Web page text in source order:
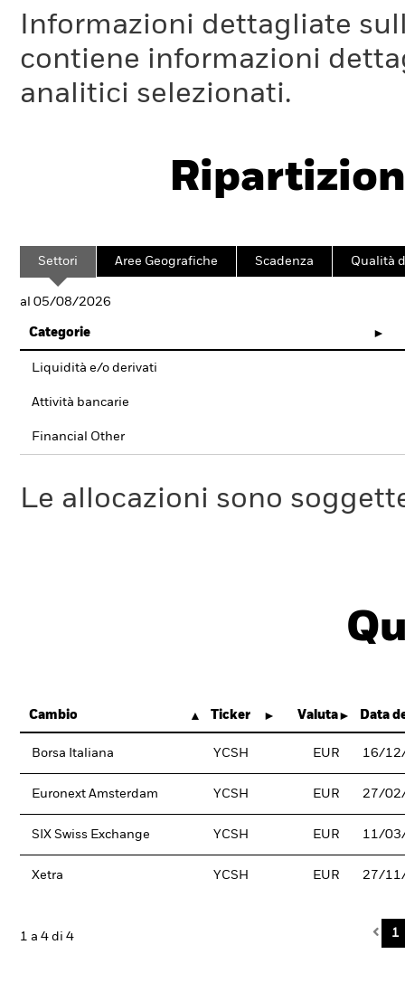
Informazioni dettagliate
contiene informazioni
analitici selezionati.
Settori Aree Geografiche Scadenza Qualità
al 05/08/2026
Categorie
Liquidità e/o derivati
Attività bancarie
Financial Other
Le allocazioni sono
Cambio Ticker Valuta Data
Borsa Italiana YCSH EUR 16/
Euronext Amsterdam YCSH EUR 27/
SIX Swiss Exchange YCSH EUR 11/
Xetra YCSH EUR 27/
1 a 4 di 4 1